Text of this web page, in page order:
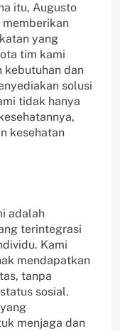
itu, Augusto
memberikan
yang
tim kami
kebutuhan dan
solusi
tidak hanya
kesehatan
adalah
terintegrasi
Kami
mendapatkan
tanpa
sosial.
menjaga dan